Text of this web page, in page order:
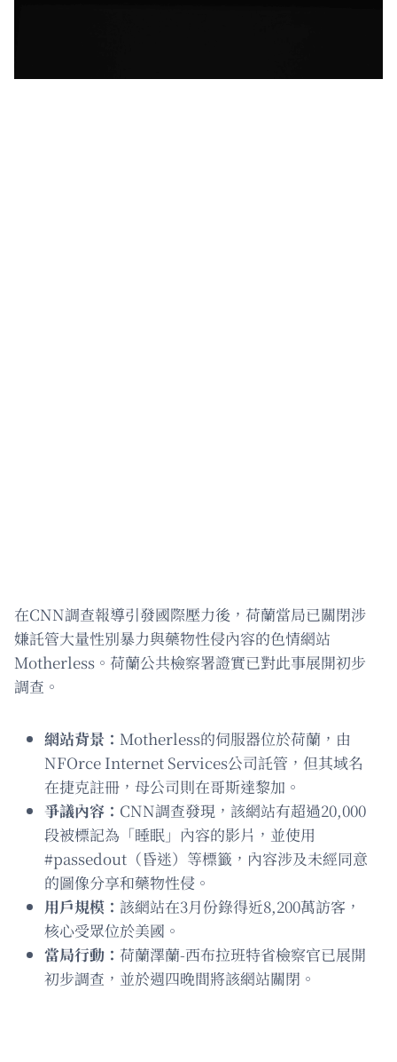
在CNN調查報導引發國際壓力後，荷蘭當局已關閉涉
嫌託管大量性別暴力與藥物性侵內容的色情網站
Motherless。荷蘭公共檢察署證實已對此事展開初步
調查。
網站背景： Motherless的伺服器位於荷蘭，由
NFOrce Internet Services公司託管，但其域名
在捷克註冊，母公司則在哥斯達黎加。
爭議內容： CNN調查發現，該網站有超過20,000
段被標記為「睡眠」內容的影片，並使用
#passedout（昏迷）等標籤，內容涉及未經同意
的圖像分享和藥物性侵。
用戶規模： 該網站在3月份錄得近8,200萬訪客，
核心受眾位於美國。
當局行動： 荷蘭澤蘭-西布拉班特省檢察官已展開
初步調查，並於週四晚間將該網站關閉。